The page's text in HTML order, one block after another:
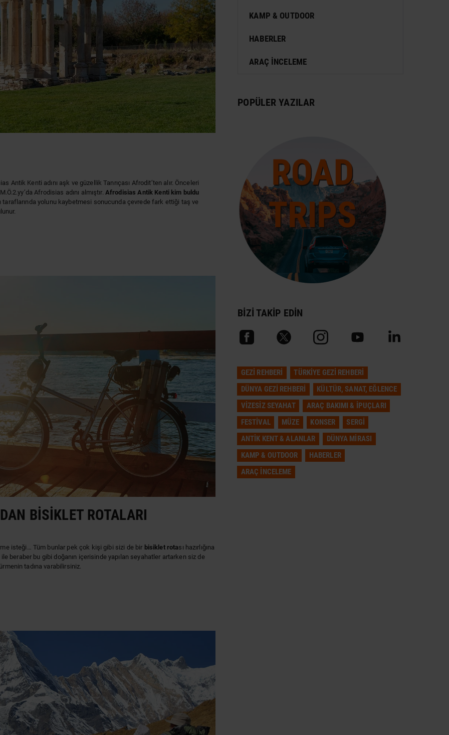
Antik Kenti adını aşk ve güzellik Tanrıçası Afrodit’ten alır. Önceleri
Afrodisias adını almıştır. Afrodisias Antik Kenti kim buldu
taraflarında yolunu kaybetmesi sonucunda çevrede fark ettiği taş ve
BISIKLET ROTALARI
isteği… Tüm bunlar pek çok kişi gibi sizi de bir bisiklet rotası hazırlığına
beraber bu gibi doğanın içerisinde yapılan seyahatler artarken siz de
tadına varabilirsiniz.
ANTIK KENT & ALANLAR
KAMP & OUTDOOR
HABERLER
ARAÇ İNCELEME
POPÜLER YAZILAR
BİZİ TAKİP EDİN
GEZI REHBERI
TÜRKIYE GEZI REHBERI
DÜNYA GEZI REHBERI
KÜLTÜR, SANAT, EĞLENCE
VIZESIZ SEYAHAT
ARAÇ BAKIMI & İPUÇLARI
FESTIVAL
MÜZE KONSER
SERGI
ANTIK KENT & ALANLAR
DÜNYA MIRASI
KAMP & OUTDOOR
HABERLER
ARAÇ İNCELEME